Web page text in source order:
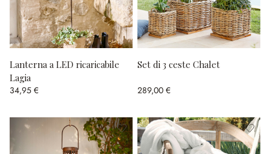
Lanterna a LED ricaricabile
Lagia
34,95 €
Set di 3 ceste Chalet
289,00 €